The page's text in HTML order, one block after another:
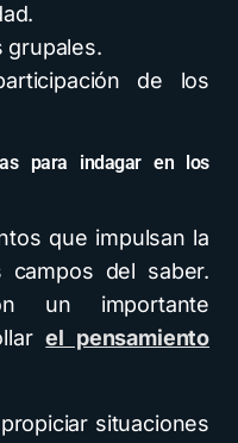
grupales.
de los
para indagar en los
que impulsan la
campos del saber.
un importante
el pensamiento
situaciones